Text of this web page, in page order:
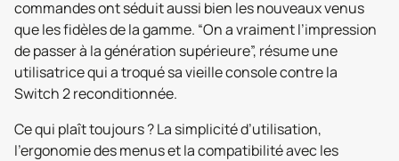
commandes ont séduit aussi bien les nouveaux venus
que les fidèles de la gamme. “On a vraiment l’impression
de passer à la génération supérieure”, résume une
utilisatrice qui a troqué sa vieille console contre la
Switch 2 reconditionnée.
Ce qui plaît toujours ? La simplicité d’utilisation,
l’ergonomie des menus et la compatibilité avec les